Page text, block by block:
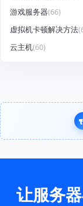
游戏服务器(66)
虚拟机卡顿解决方法
云主机(60)
让服务